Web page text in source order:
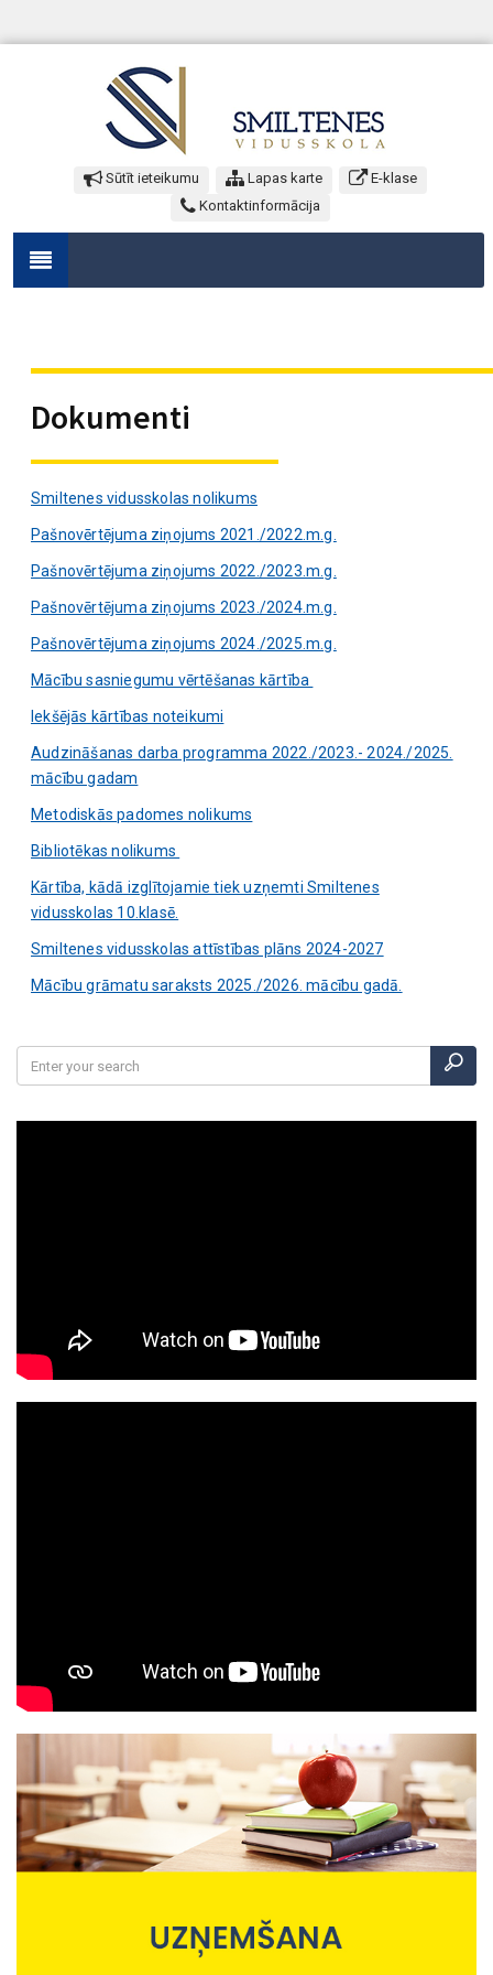
Sūtīt ieteikumu Lapas karte
E-klase
Kontaktinformācija
Dokumenti
Smiltenes vidusskolas nolikums
Pašnovērtējuma ziņojums 2021./2022.m.g.
Pašnovērtējuma ziņojums 2022./2023.m.g.
Pašnovērtējuma ziņojums 2023./2024.m.g.
Pašnovērtējuma ziņojums 2024./2025.m.g.
Mācību sasniegumu vērtēšanas kārtība
Iekšējās kārtības noteikumi
Audzināšanas darba programma 2022./2023.- 2024./2025.
mācību gadam
Metodiskās padomes nolikums
Bibliotēkas nolikums
Kārtība, kādā izglītojamie tiek uzņemti Smiltenes
vidusskolas 10.klasē.
Smiltenes vidusskolas attīstības plāns 2024-2027
Mācību grāmatu saraksts 2025./2026. mācību gadā.